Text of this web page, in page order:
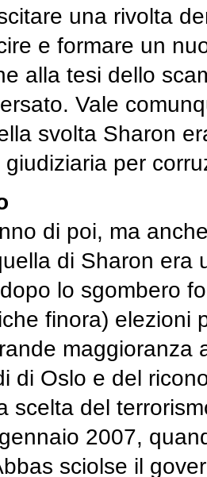
una rivolta
e formare un
alla tesi dello
Vale
svolta Sharon
giudiziaria per
di poi, ma
di Sharon era
lo sgombero
finora) elezioni
maggioranza
di Oslo e del
scelta del
2007,
sciolse il